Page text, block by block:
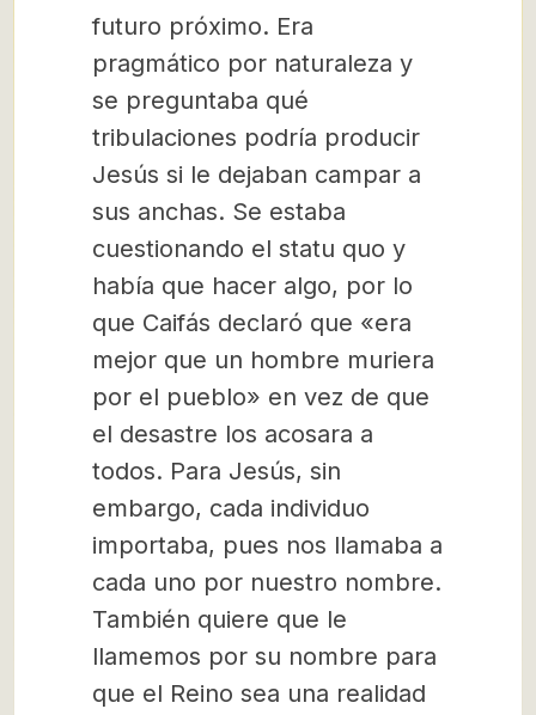
futuro próximo. Era
pragmático por naturaleza y
se preguntaba qué
tribulaciones podría producir
Jesús si le dejaban campar a
sus anchas. Se estaba
cuestionando el statu quo y
había que hacer algo, por lo
que Caifás declaró que «era
mejor que un hombre muriera
por el pueblo» en vez de que
el desastre los acosara a
todos. Para Jesús, sin
embargo, cada individuo
importaba, pues nos llamaba a
cada uno por nuestro nombre.
También quiere que le
llamemos por su nombre para
que el Reino sea una realidad